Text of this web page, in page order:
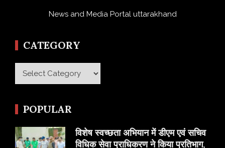
News and Media Portal uttarakhand
CATEGORY
Category
POPULAR
विशेष स्वच्छता अभियान में डीएम एवं सचिव
विधिक सेवा प्राधिकरण ने किया प्रतिभाग,